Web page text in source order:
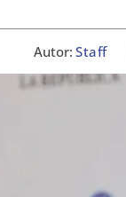
Autor: Staff